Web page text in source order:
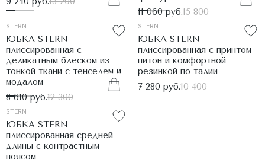
11 060 руб.15 800
STERN
ЮБКА STERN
плиссированная с
деликатным блеском из
тонкой ткани с тенселем и
модалом
8 610 руб.12 300
STERN
ЮБКА STERN
плиссированная с принтом
питон и комфортной
резинкой по талии
7 280 руб.10 400
STERN
ЮБКА STERN
плиссированная средней
длины с контрастным
поясом